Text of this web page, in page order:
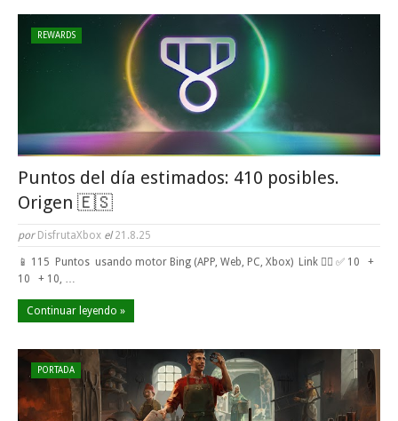
REWARDS
Puntos del día estimados: 410 posibles.
Origen 🇪🇸
por DisfrutaXbox el21.8.25
📱 115 Puntos usando motor Bing (APP, Web, PC, Xbox) Link 👈🏼 ✅ 10 +
10 + 10, …
Continuar leyendo »
PORTADA